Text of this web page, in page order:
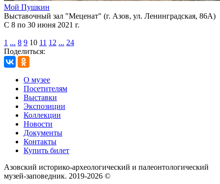
Мой Пушкин
Выставочный зал "Меценат" (г. Азов, ул. Ленинградская, 86А)
С 8 по 30 июня 2021 г.
1 ... 8 9 10 11 12 ... 24
Поделиться:
О музее
Посетителям
Выставки
Экспозиции
Коллекции
Новости
Документы
Контакты
Купить билет
Азовский историко‑археологический и палеонтологический
музей‑заповедник. 2019-2026 ©